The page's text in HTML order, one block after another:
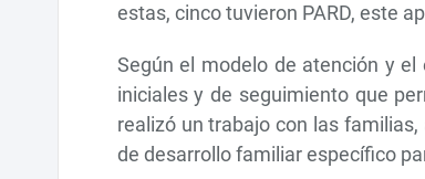
estas, cinco tuvieron PARD, este
Según el modelo de atención y
iniciales y de seguimiento que
realizó un trabajo con las
de desarrollo familiar específico